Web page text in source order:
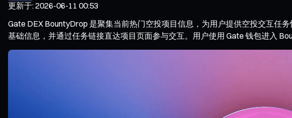
更新于:2026-06-11 00:53
Gate DEX BountyDrop 是聚集当前热门空投项目信息，为用户提供空投交互任
基础信息，并通过任务链接直达项目页面参与交互。用户使用 Gate 钱包进入